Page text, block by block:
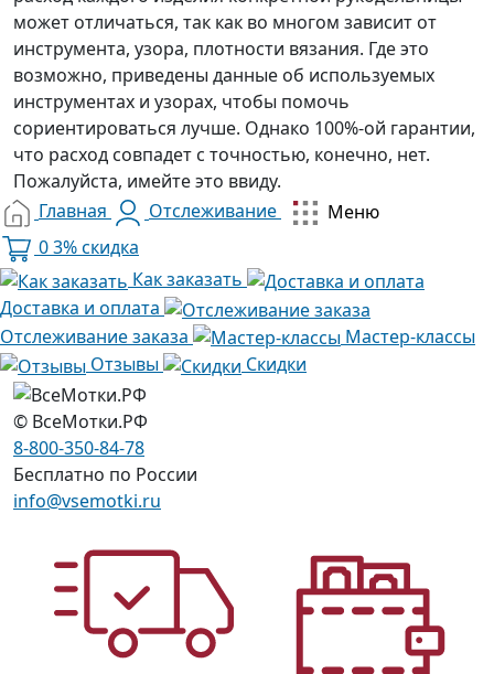
может отличаться, так как во многом зависит от
инструмента, узора, плотности вязания. Где это
возможно, приведены данные об используемых
инструментах и узорах, чтобы помочь
сориентироваться лучше. Однако 100%-ой гарантии,
что расход совпадет с точностью, конечно, нет.
Пожалуйста, имейте это ввиду.
Главная
Отслеживание
Меню
03% скидка
Как заказать
Доставка и оплата
Отслеживание заказа
Мастер-классы
Отзывы
Скидки
© ВсеМотки.РФ
8-800-350-84-78
Бесплатно по России
info@vsemotki.ru